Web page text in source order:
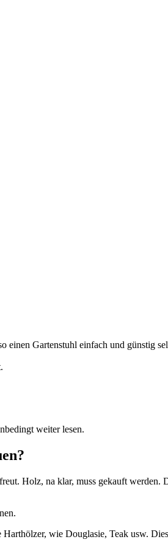
einen Gartenstuhl einfach und günstig
weiter lesen.
Holz, na klar, muss gekauft werden.
wie Douglasie, Teak usw.